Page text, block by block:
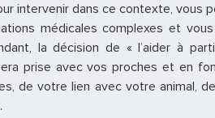
intervenir dans ce contexte, vous
médicales complexes et
la décision de « l’aider à
prise avec vos proches et en
de votre lien avec votre animal,